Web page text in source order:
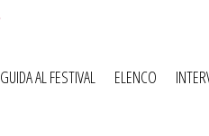
GUIDA AL FESTIVAL ELENCO